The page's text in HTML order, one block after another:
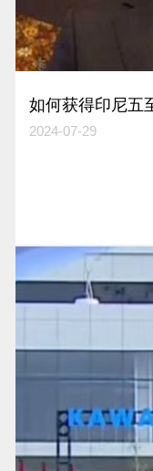
如何获得印尼五
2024-07-29